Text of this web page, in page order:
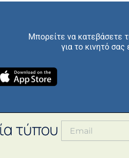
Μπορείτε να κατεβάσετε
για το κινητό
τύπου